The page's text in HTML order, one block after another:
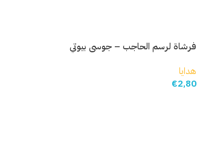
فرشاة لرسم الحاجب – جوسي بيوتي
هدايا
€2,80